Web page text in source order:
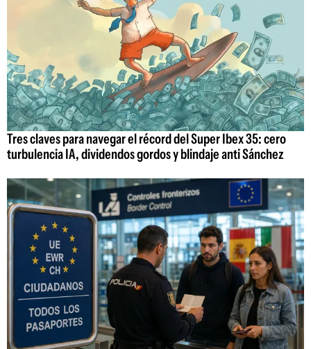
Tres claves para navegar el récord del Super Ibex 35: cero
turbulencia IA, dividendos gordos y blindaje anti Sánchez